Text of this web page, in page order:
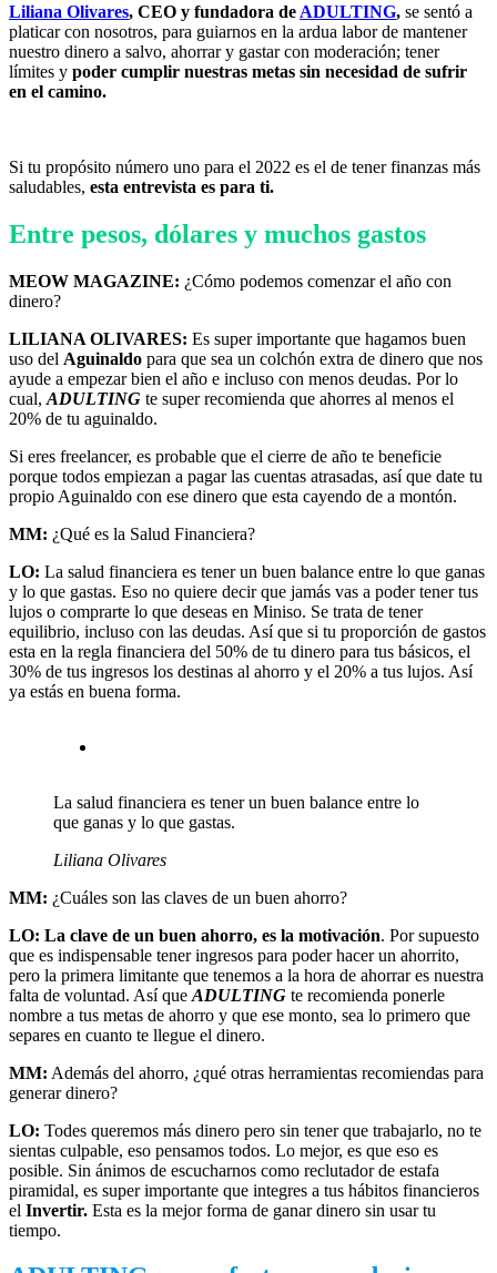
Liliana Olivares, CEO y fundadora de ADULTING, se sentó a
platicar con nosotros, para guiarnos en la ardua labor de mantener
nuestro dinero a salvo, ahorrar y gastar con moderación; tener
límites y poder cumplir nuestras metas sin necesidad de sufrir
en el camino.
Si tu propósito número uno para el 2022 es el de tener finanzas más
saludables, esta entrevista es para ti.
Entre pesos, dólares y muchos gastos
MEOW MAGAZINE: ¿Cómo podemos comenzar el año con
dinero?
LILIANA OLIVARES: Es super importante que hagamos buen
uso del Aguinaldo para que sea un colchón extra de dinero que nos
ayude a empezar bien el año e incluso con menos deudas. Por lo
cual, ADULTING te super recomienda que ahorres al menos el
20% de tu aguinaldo.
Si eres freelancer, es probable que el cierre de año te beneficie
porque todos empiezan a pagar las cuentas atrasadas, así que date tu
propio Aguinaldo con ese dinero que esta cayendo de a montón.
MM: ¿Qué es la Salud Financiera?
LO: La salud financiera es tener un buen balance entre lo que ganas
y lo que gastas. Eso no quiere decir que jamás vas a poder tener tus
lujos o comprarte lo que deseas en Miniso. Se trata de tener
equilibrio, incluso con las deudas. Así que si tu proporción de gastos
esta en la regla financiera del 50% de tu dinero para tus básicos, el
30% de tus ingresos los destinas al ahorro y el 20% a tus lujos. Así
ya estás en buena forma.
La salud financiera es tener un buen balance entre lo
que ganas y lo que gastas.
Liliana Olivares
MM: ¿Cuáles son las claves de un buen ahorro?
LO: La clave de un buen ahorro, es la motivación. Por supuesto
que es indispensable tener ingresos para poder hacer un ahorrito,
pero la primera limitante que tenemos a la hora de ahorrar es nuestra
falta de voluntad. Así que ADULTING te recomienda ponerle
nombre a tus metas de ahorro y que ese monto, sea lo primero que
separes en cuanto te llegue el dinero.
MM: Además del ahorro, ¿qué otras herramientas recomiendas para
generar dinero?
LO: Todes queremos más dinero pero sin tener que trabajarlo, no te
sientas culpable, eso pensamos todos. Lo mejor, es que eso es
posible. Sin ánimos de escucharnos como reclutador de estafa
piramidal, es super importante que integres a tus hábitos financieros
el Invertir. Esta es la mejor forma de ganar dinero sin usar tu
tiempo.